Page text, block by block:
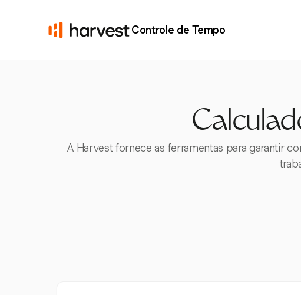
Controle de Tempo
A Harvest fornece as ferramentas para garantir